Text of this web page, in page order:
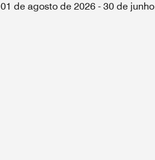
01 de agosto de 2026 - 30 de junho